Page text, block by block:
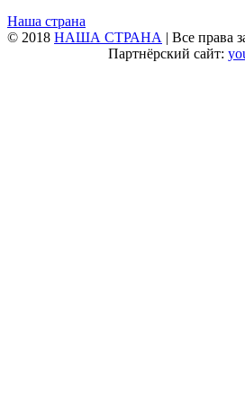
Наша страна
© 2018 НАША СТРАНА | Все права
Партнёрский сайт: